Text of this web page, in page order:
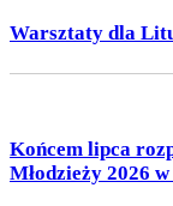
Warsztaty dla
Końcem lipca
Młodzieży 2026